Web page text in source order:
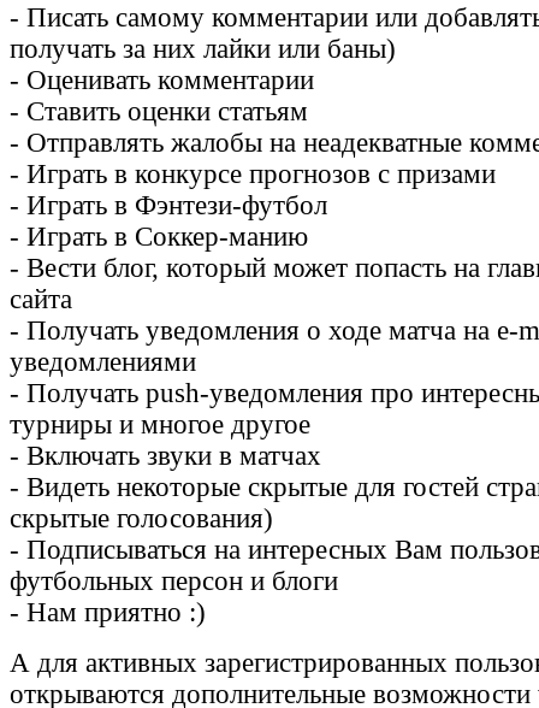
- Писать самому комментарии или
получать за них лайки или баны)
- Оценивать комментарии
- Ставить оценки статьям
- Отправлять жалобы на неадекватные
- Играть в конкурсе прогнозов с призами
- Играть в Фэнтези-футбол
- Играть в Соккер-манию
- Вести блог, который может попасть на
сайта
- Получать уведомления о ходе матча на e-
уведомлениями
- Получать push-уведомления про
турниры и многое другое
- Включать звуки в матчах
- Видеть некоторые скрытые для гостей
скрытые голосования)
- Подписываться на интересных Вам
футбольных персон и блоги
- Нам приятно :)
А для активных зарегистрированных
открываются дополнительные возможности